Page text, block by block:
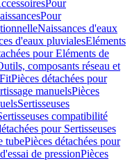
Pour
Pour
Naissances d'eaux
d'eaux pluvialesEléments
pour Eléments de
composants réseau et
Pièces détachées pour
manuelsPièces
Sertisseuses
compatibilité
pour Sertisseuses
tubePièces détachées pour
de pressionPièces